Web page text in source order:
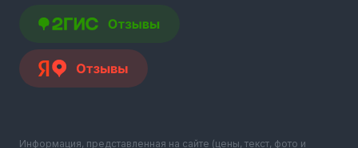
Информация, представленная на сайте (цены, текст, фото и